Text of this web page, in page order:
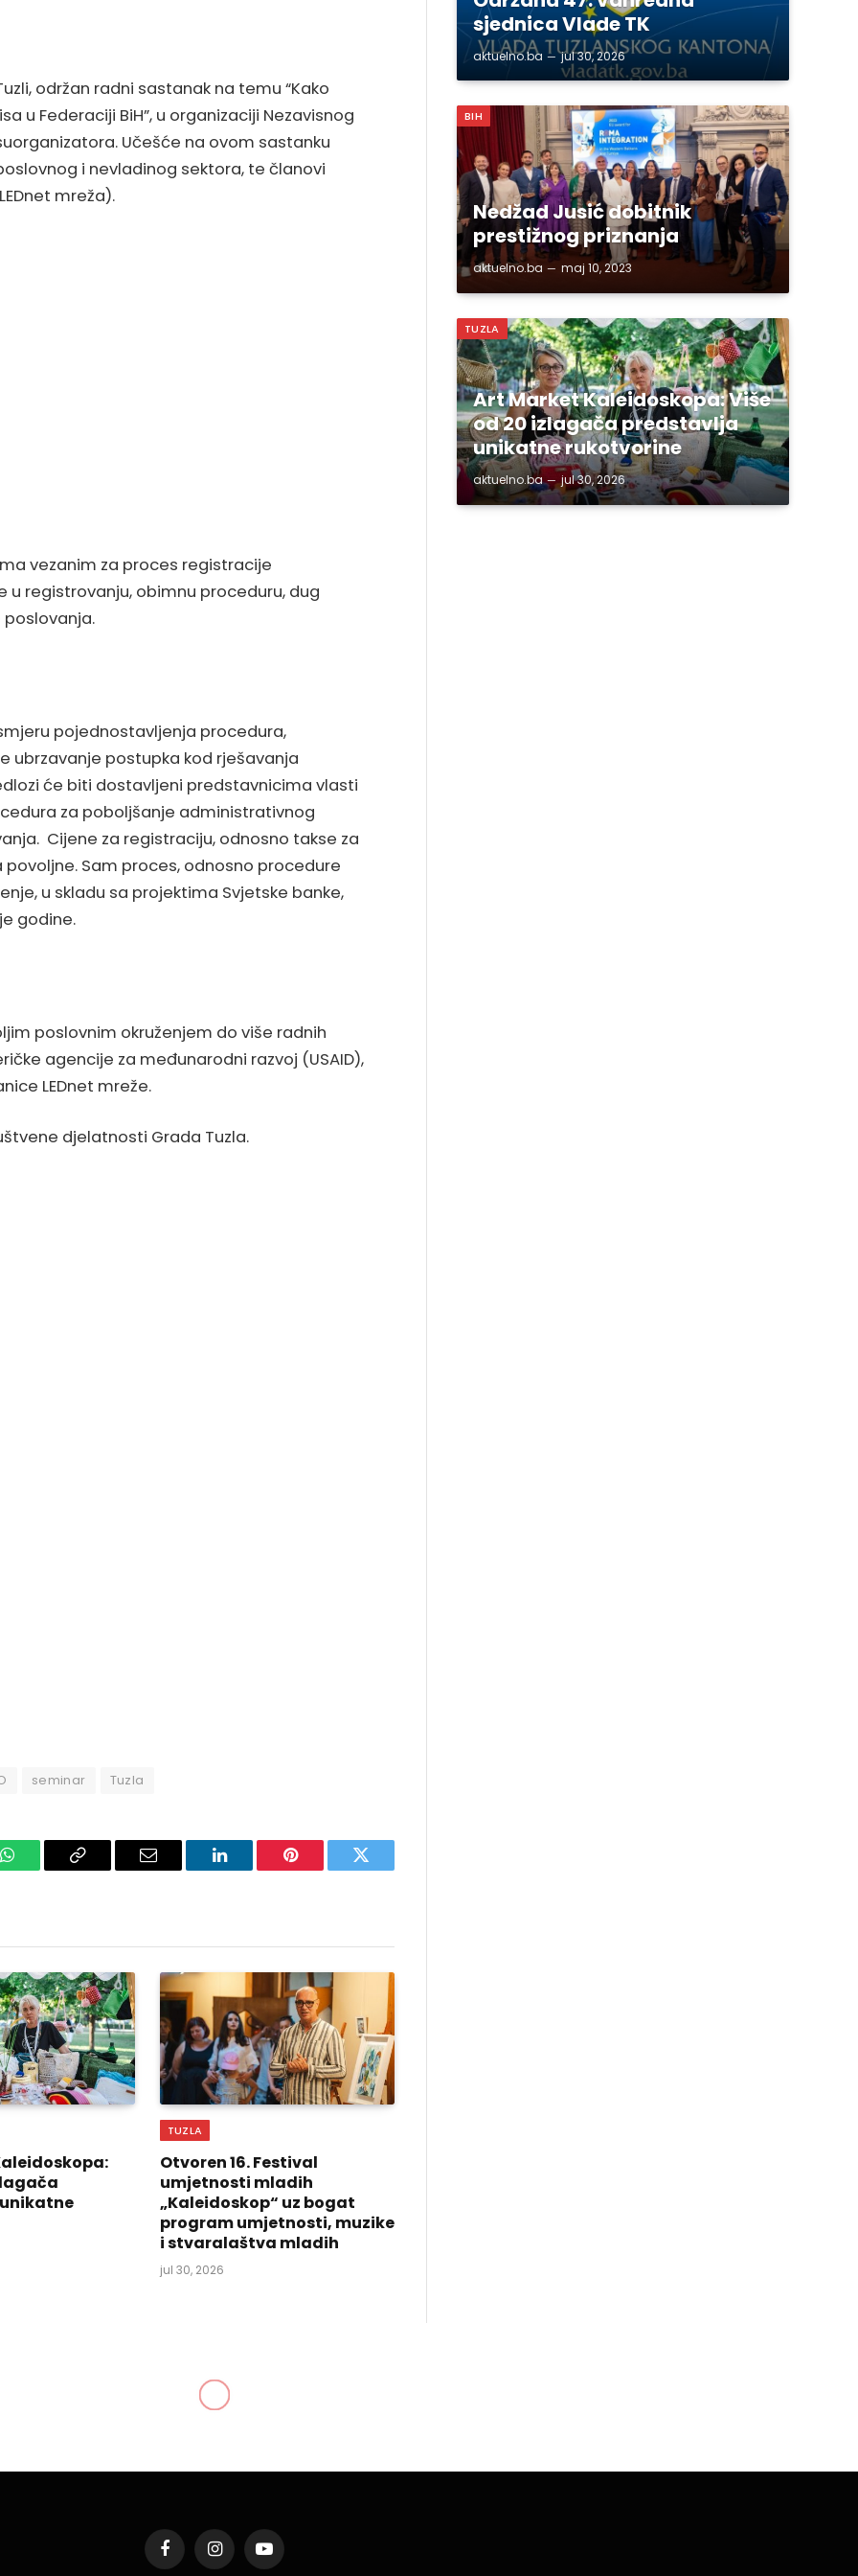
održan radni sastanak na temu “Kako
u Federaciji BiH”, u organizaciji Nezavisnog
Učešće na ovom sastanku
i nevladinog sektora, te članovi
mreža).
vezanim za proces registracije
u registrovanju, obimnu proceduru, dug
pojednostavljenja procedura,
ubrzavanje postupka kod rješavanja
će biti dostavljeni predstavnicima vlasti
za poboljšanje administrativnog
Cijene za registraciju, odnosno takse za
Sam proces, odnosno procedure
u skladu sa projektima Svjetske banke,
godine.
poslovnim okruženjem do više radnih
agencije za međunarodni razvoj (USAID),
LEDnet mreže.
djelatnosti Grada Tuzla.
seminar Tuzla
WhatsAppCopy
Email LinkedIn Pinterest Twitter
TUZLA
Otvoren 16. Festival
umjetnosti mladih
„Kaleidoskop“ uz bogat
program umjetnosti, muzike
i stvaralaštva mladih
jul 30, 2026
sjednica Vlade TK
aktuelno.ba jul 30, 2026
BIH
Nedžad Jusić dobitnik
prestižnog priznanja
aktuelno.ba maj 10, 2023
TUZLA
Art Market Kaleidoskopa: Više
od 20 izlagača predstavlja
unikatne rukotvorine
aktuelno.ba jul 30, 2026
Tuzla domačin
procesa